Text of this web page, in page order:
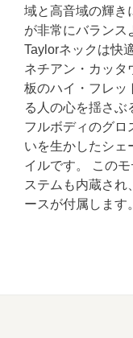
域と高音域の輝き
が非常にバランス
Taylorネックは快
ネチアン・カッタ
板のハイ・フレッ
る人の心を揺さぶ
フルボディのグロ
いを生かしたシェ
イルです。 この
ステムも内蔵され
ースが付属します。